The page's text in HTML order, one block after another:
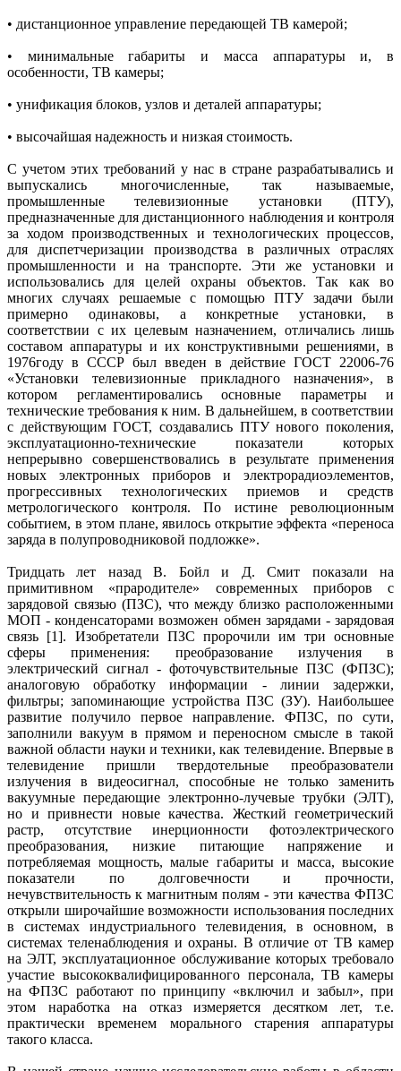
• дистанционное управление передающей ТВ камерой;
• минимальные габариты и масса аппаратуры и, в
особенности, ТВ камеры;
• унификация блоков, узлов и деталей аппаратуры;
• высочайшая надежность и низкая стоимость.
С учетом этих требований у нас в стране разрабатывались и
выпускались многочисленные, так называемые,
промышленные телевизионные установки (ПТУ),
предназначенные для дистанционного наблюдения и контроля
за ходом производственных и технологических процессов,
для диспетчеризации производства в различных отраслях
промышленности и на транспорте. Эти же установки и
использовались для целей охраны объектов. Так как во
многих случаях решаемые с помощью ПТУ задачи были
примерно одинаковы, а конкретные установки, в
соответствии с их целевым назначением, отличались лишь
составом аппаратуры и их конструктивными решениями, в
1976году в СССР был введен в действие ГОСТ 22006-76
«Установки телевизионные прикладного назначения», в
котором регламентировались основные параметры и
технические требования к ним. В дальнейшем, в соответствии
с действующим ГОСТ, создавались ПТУ нового поколения,
эксплуатационно-технические показатели которых
непрерывно совершенствовались в результате применения
новых электронных приборов и электрорадиоэлементов,
прогрессивных технологических приемов и средств
метрологического контроля. По истине революционным
событием, в этом плане, явилось открытие эффекта «переноса
заряда в полупроводниковой подложке».
Тридцать лет назад В. Бойл и Д. Смит показали на
примитивном «прародителе» современных приборов с
зарядовой связью (ПЗС), что между близко расположенными
МОП - конденсаторами возможен обмен зарядами - зарядовая
связь [1]. Изобретатели ПЗС пророчили им три основные
сферы применения: преобразование излучения в
электрический сигнал - фоточувствительные ПЗС (ФПЗС);
аналоговую обработку информации - линии задержки,
фильтры; запоминающие устройства ПЗС (ЗУ). Наибольшее
развитие получило первое направление. ФПЗС, по сути,
заполнили вакуум в прямом и переносном смысле в такой
важной области науки и техники, как телевидение. Впервые в
телевидение пришли твердотельные преобразователи
излучения в видеосигнал, способные не только заменить
вакуумные передающие электронно-лучевые трубки (ЭЛТ),
но и привнести новые качества. Жесткий геометрический
растр, отсутствие инерционности фотоэлектрического
преобразования, низкие питающие напряжение и
потребляемая мощность, малые габариты и масса, высокие
показатели по долговечности и прочности,
нечувствительность к магнитным полям - эти качества ФПЗС
открыли широчайшие возможности использования последних
в системах индустриального телевидения, в основном, в
системах теленаблюдения и охраны. В отличие от ТВ камер
на ЭЛТ, эксплуатационное обслуживание которых требовало
участие высококвалифицированного персонала, ТВ камеры
на ФПЗС работают по принципу «включил и забыл», при
этом наработка на отказ измеряется десятком лет, т.е.
практически временем морального старения аппаратуры
такого класса.